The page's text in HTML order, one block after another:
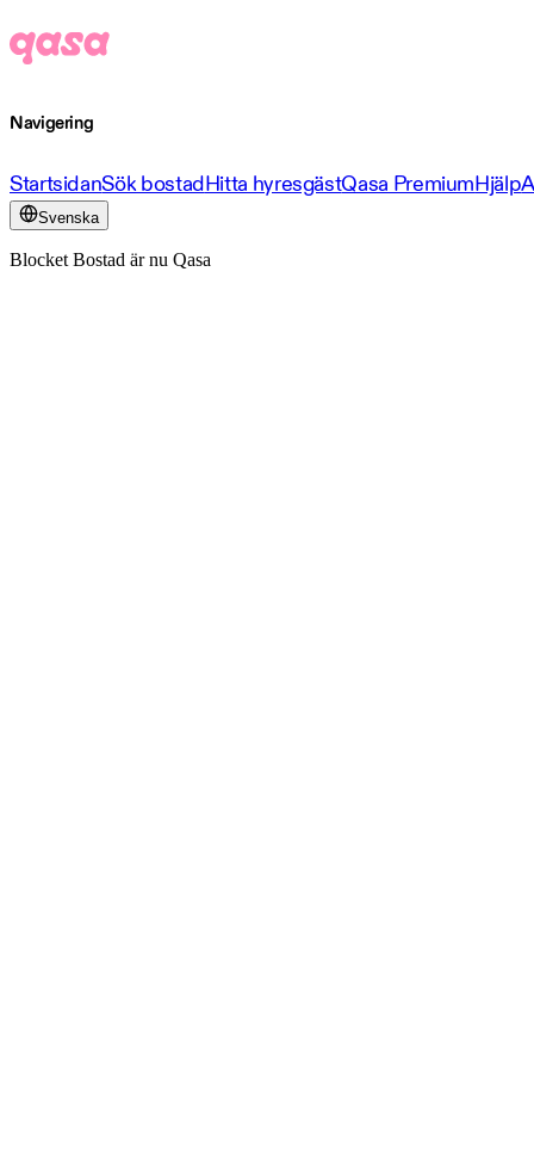
Navigering
StartsidanSök bostadHitta hyresgästQasa PremiumHjälp
Svenska
Blocket Bostad är nu Qasa